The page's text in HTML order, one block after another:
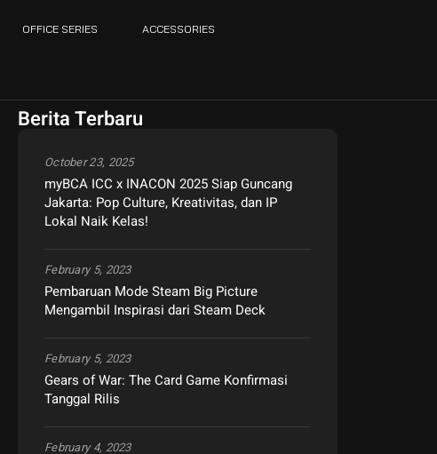
OFFICE SERIES ACCESSORIES
Berita Terbaru
myBCA ICC x INACON 2025 Siap Guncang
Jakarta: Pop Culture, Kreativitas, dan IP
Lokal Naik Kelas!
October 23, 2025
Pembaruan Mode Steam Big Picture
Mengambil Inspirasi dari Steam Deck
February 5, 2023
Gears of War: The Card Game Konfirmasi
Tanggal Rilis
February 5, 2023
February 4, 2023